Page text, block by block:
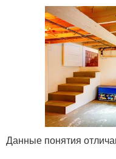
Данные понятия